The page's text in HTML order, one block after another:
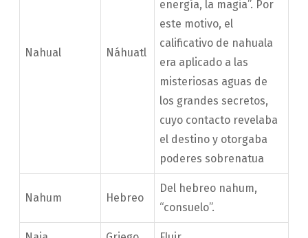
Nahual Náhuatl
energía, la magia”. Por
este motivo, el
calificativo de nahuala
era aplicado a las
misteriosas aguas de
los grandes secretos,
cuyo contacto revelaba
el destino y otorgaba
poderes sobrenatua
Nahum Hebreo
Del hebreo nahum,
“consuelo”.